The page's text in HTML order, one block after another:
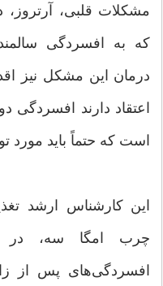
مشكلات قلبی،
كه به افسردگی
درمان این مشكل نیز
اعتقاد دارند
است كه حتماً باید مورد
این كارشناس ارشد
چرب امگا سه، در
افسردگی‌های پس از